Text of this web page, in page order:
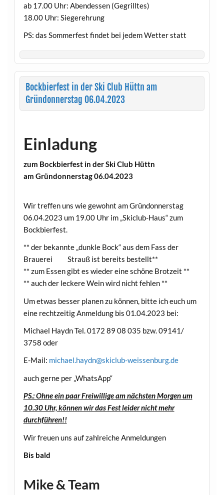
ab 17.00 Uhr: Abendessen (Gegrilltes)
18.00 Uhr: Siegerehrung
PS: das Sommerfest findet bei jedem Wetter statt
Bockbierfest in der Ski Club Hüttn am
Gründonnerstag 06.04.2023
Einladung
zum Bockbierfest in derSki Club Hüttn
am Gründonnerstag 06.04.2023
Wir treffen uns wie gewohnt am Gründonnerstag
06.04.2023 um 19.00 Uhr im „Skiclub-Haus“ zum
Bockbierfest.
** der bekannte „dunkle Bock“ aus dem Fass der
Brauerei Strauß ist bereits bestellt**
** zum Essen gibt es wieder eine schöne Brotzeit **
** auch der leckere Wein wird nicht fehlen **
Um etwas besser planen zu können, bitte ich euch um
eine rechtzeitig Anmeldung bis 01.04.2023 bei:
Michael Haydn Tel. 0172 89 08 035 bzw. 09141/
3758 oder
E-Mail: michael.haydn@skiclub-weissenburg.de
auch gerne per „WhatsApp“
PS.: Ohne ein paar Freiwillige am nächsten Morgen um
10.30 Uhr, können wir das Fest leider nicht mehr
durchführen!!
Wir freuen uns auf zahlreiche Anmeldungen
Bis bald
Mike & Team